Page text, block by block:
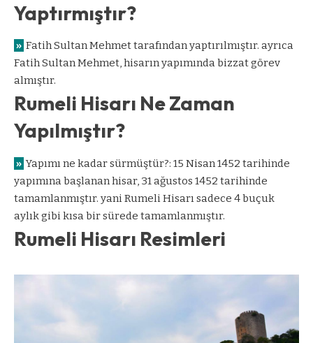
Yaptırmıştır?
» Fatih Sultan Mehmet tarafından yaptırılmıştır. ayrıca
Fatih Sultan Mehmet, hisarın yapımında bizzat görev
almıştır.
Rumeli Hisarı Ne Zaman
Yapılmıştır?
» Yapımı ne kadar sürmüştür?: 15 Nisan 1452 tarihinde
yapımına başlanan hisar, 31 ağustos 1452 tarihinde
tamamlanmıştır. yani Rumeli Hisarı sadece 4 buçuk
aylık gibi kısa bir sürede tamamlanmıştır.
Rumeli Hisarı Resimleri